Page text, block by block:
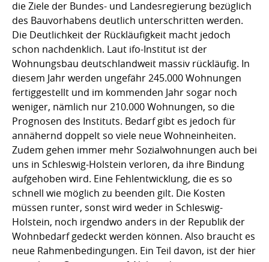
die Ziele der Bundes- und Landesregierung bezüglich
des Bauvorhabens deutlich unterschritten werden.
Die Deutlichkeit der Rückläufigkeit macht jedoch
schon nachdenklich. Laut ifo-Institut ist der
Wohnungsbau deutschlandweit massiv rückläufig. In
diesem Jahr werden ungefähr 245.000 Wohnungen
fertiggestellt und im kommenden Jahr sogar noch
weniger, nämlich nur 210.000 Wohnungen, so die
Prognosen des Instituts. Bedarf gibt es jedoch für
annähernd doppelt so viele neue Wohneinheiten.
Zudem gehen immer mehr Sozialwohnungen auch bei
uns in Schleswig-Holstein verloren, da ihre Bindung
aufgehoben wird. Eine Fehlentwicklung, die es so
schnell wie möglich zu beenden gilt. Die Kosten
müssen runter, sonst wird weder in Schleswig-
Holstein, noch irgendwo anders in der Republik der
Wohnbedarf gedeckt werden können. Also braucht es
neue Rahmenbedingungen. Ein Teil davon, ist der hier